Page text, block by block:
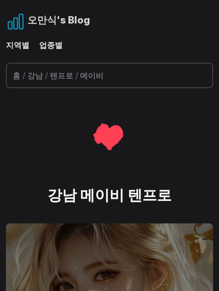
오만식's Blog
지역별 업종별
홈 / 강남 / 텐프로 / 메이비
강남 메이비 텐프로